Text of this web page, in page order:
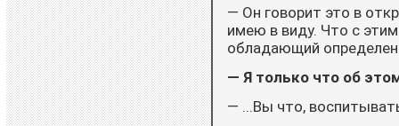
— Он говорит это в
имею в виду. Что с
обладающий
— Я только что об
— ...Вы что,